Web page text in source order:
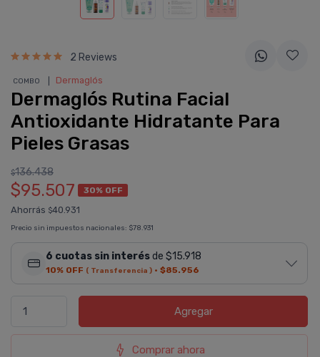
2 Reviews
COMBO Dermaglós
Dermaglós Rutina Facial
Antioxidante Hidratante Para
Pieles Grasas
$136.438
$95.507 30% OFF
Ahorrás $40.931
Precio sin impuestos nacionales: $78.931
6 cuotas sin interésde $15.918
10% OFF ( Transferencia ) · $85.956
Agregar
Comprar ahora